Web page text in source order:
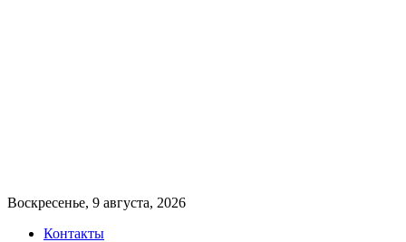
Воскресенье, 9 августа, 2026
Контакты